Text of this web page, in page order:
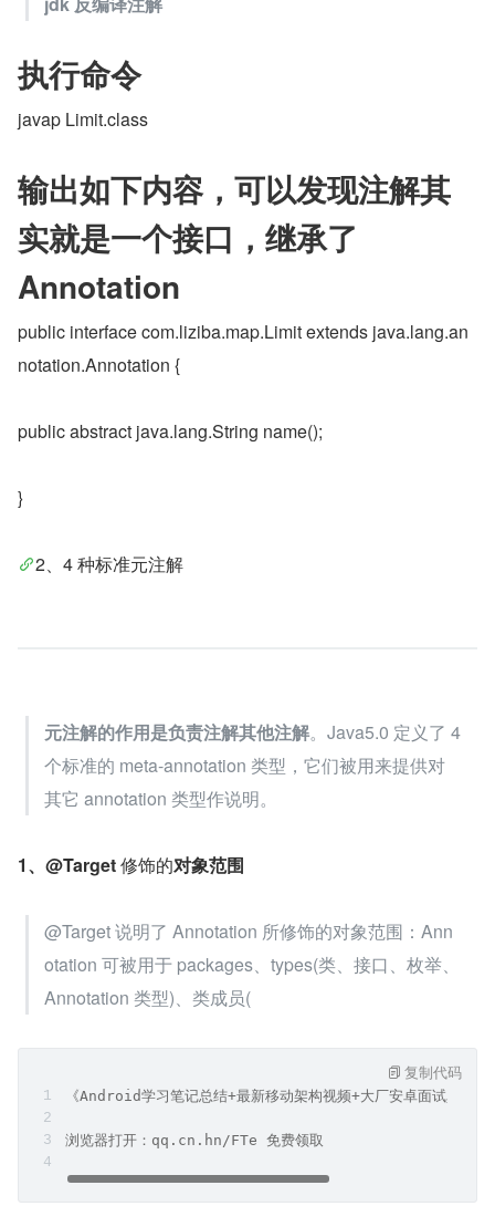
执行命令
javap Limit.class
输出如下内容，可以发现注解其
实就是一个接口，继承了
Annotation
public interface com.liziba.map.Limit extends java.lang.an
notation.Annotation {
public abstract java.lang.String name();
}
2、4 种标准元注解
元注解的作用是负责注解其他注解。Java5.0 定义了 4
个标准的 meta-annotation 类型，它们被用来提供对
其它 annotation 类型作说明。
1、@Target 修饰的对象范围
@Target 说明了 Annotation 所修饰的对象范围：Ann
otation 可被用于 packages、types(类、接口、枚举、
Annotation 类型)、类成员(
《Android学习笔记总结+最新移动架构视频+大厂安卓面试真题+
浏览器打开：qq.cn.hn/FTe 免费领取
复制代码